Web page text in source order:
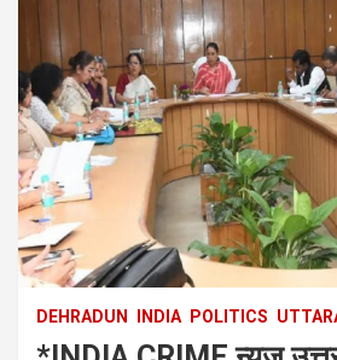
DEHRADUN INDIA POLITICS